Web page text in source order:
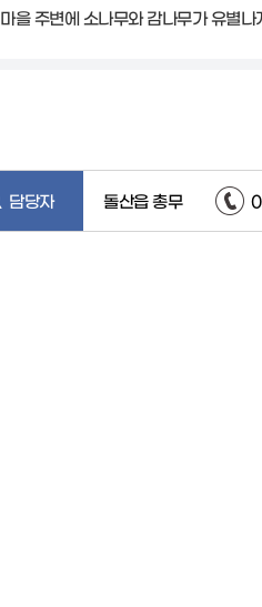
마을 주변에 소나무와 감나무가 유별
담당자 돌산읍 총무